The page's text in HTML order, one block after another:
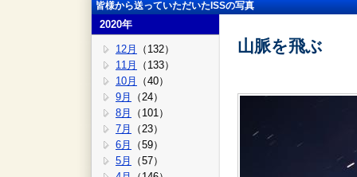
皆様から送っていただいたISSの写真
2020年
12月
（132）
11月
（133）
10月
（40）
9月
（24）
8月
（101）
7月
（23）
6月
（59）
5月
（57）
山脈を飛ぶ